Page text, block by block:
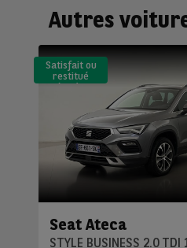
Autres
Satisfait ou
restitué
(LLD)*
Seat Ateca
STYLE BUSINESS 2.0 TDI